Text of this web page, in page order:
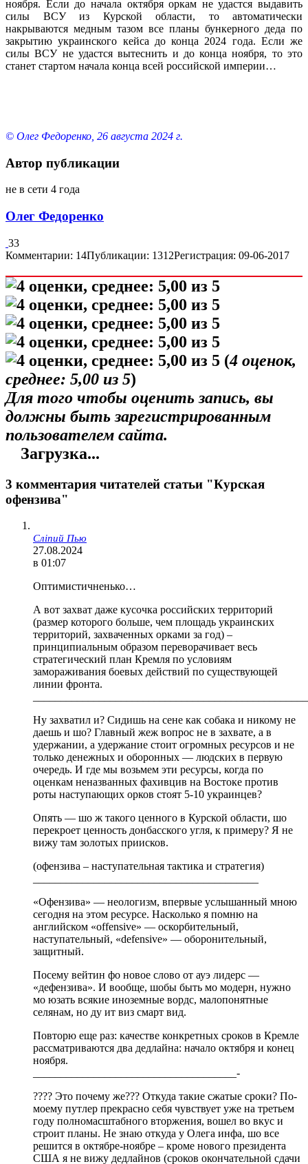
ноября. Если до начала октября оркам не удастся выдавить
силы ВСУ из Курской области, то автоматически
накрываются медным тазом все планы бункерного деда по
закрытию украинского кейса до конца 2024 года. Если же
силы ВСУ не удастся вытеснить и до конца ноября, то это
станет стартом начала конца всей российской империи…
© Олег Федоренко, 26 августа 2024 г.
Автор публикации
не в сети 4 года
Олег Федоренко
33
Комментарии: 14Публикации: 1312Регистрация: 09-06-2017
(4 оценок,
среднее: 5,00 из 5)
Для того чтобы оценить запись, вы
должны быть зарегистрированным
пользователем сайта.
Загрузка...
3 комментария читателей статьи "Курская
офензива"
Сліпий Пью
27.08.2024
в 01:07
Оптимистичненько…
А вот захват даже кусочка российских территорий
(размер которого больше, чем площадь украинских
территорий, захваченных орками за год) –
принципиальным образом переворачивает весь
стратегический план Кремля по условиям
замораживания боевых действий по существующей
линии фронта.
Ну захватил и? Сидишь на сене как собака и никому не
даешь и шо? Главный жеж вопрос не в захвате, а в
удержании, а удержание стоит огромных ресурсов и не
только денежных и оборонных — людских в первую
очередь. И где мы возьмем эти ресурсы, когда по
оценкам неназванных фахивцив на Востоке против
роты наступающих орков стоят 5-10 украинцев?
Опять — шо ж такого ценного в Курской области, шо
перекроет ценность донбасского угля, к примеру? Я не
вижу там золотых приисков.
(офензива – наступательная тактика и стратегия)
«Офензива» — неологизм, впервые услышанный мною
сегодня на этом ресурсе. Насколько я помню на
английском «offensive» — оскорбительный,
наступательный, «defensive» — оборонительный,
защитный.
Посему вейтин фо новое слово от ауэ лидерс —
«дефензива». И вообще, шобы быть мо модерн, нужно
мо юзать всякие иноземные вордс, малопонятные
селянам, но ду ит виз смарт вид.
Повторю еще раз: качестве конкретных сроков в Кремле
рассматриваются два дедлайна: начало октября и конец
ноября.
_____________________________________-
???? Это почему же??? Откуда такие сжатые сроки? По-
моему путлер прекрасно себя чувствует уже на третьем
году полномасштабного вторжения, вошел во вкус и
строит планы. Не знаю откуда у Олега инфа, шо все
решится в октябре-ноябре – кроме нового президента
США я не вижу дедлайнов (сроков окончательной сдачи